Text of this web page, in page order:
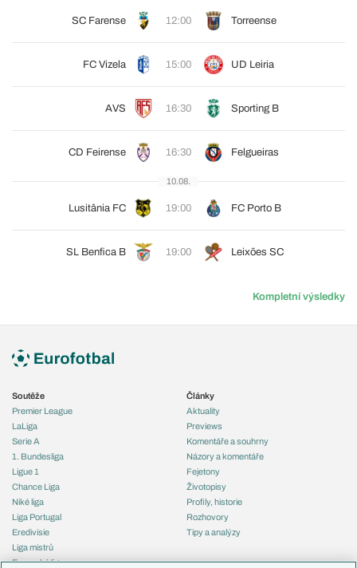
SC Farense 12:00 Torreense
FC Vizela 15:00 UD Leiria
AVS 16:30 Sporting B
CD Feirense 16:30 Felgueiras
10.08.
Lusitânia FC 19:00 FC Porto B
SL Benfica B 19:00 Leixões SC
Kompletní výsledky
Soutěže
Premier League
LaLiga
Serie A
1. Bundesliga
Ligue 1
Chance Liga
Niké liga
Liga Portugal
Eredivisie
Liga mistrů
Evropská liga
Články
Aktuality
Previews
Komentáře a souhrny
Názory a komentáře
Fejetony
Životopisy
Profily, historie
Rozhovory
Tipy a analýzy